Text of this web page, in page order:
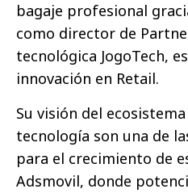
bagaje profesional
como director de
tecnológica JogoTech,
innovación en Retail.
Su visión del
tecnología son una de
para el crecimiento de
Adsmovil, donde